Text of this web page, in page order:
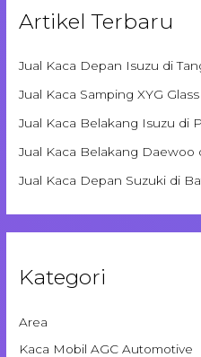
Artikel Terbaru
Jual Kaca Depan Isuzu di
Jual Kaca Samping XYG
Jual Kaca Belakang Isuzu di
Jual Kaca Belakang Daewoo
Jual Kaca Depan Suzuki di
Kategori
Area
Kaca Mobil AGC Automotive